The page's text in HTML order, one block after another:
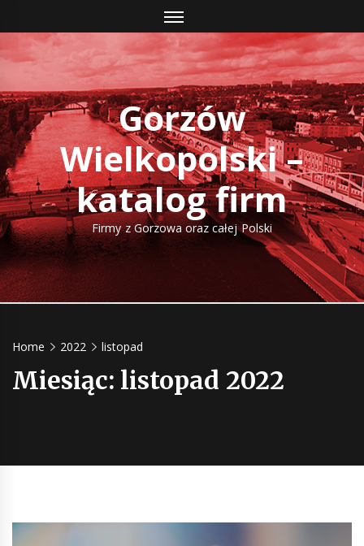
to
content
Gorzów
Wielkopolski –
katalog firm
Firmy z Gorzowa oraz całej Polski
Home 2022 listopad
Miesiąc: listopad 2022